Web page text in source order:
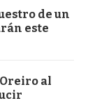
de un
este
al